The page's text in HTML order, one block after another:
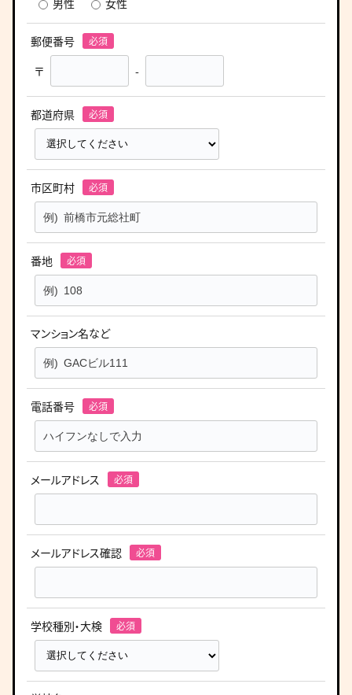
男性 女性
郵便番号
〒
-
都道府県
市区町村
番地
マンション名など
電話番号
メールアドレス
メールアドレス確認
学校種別・大検